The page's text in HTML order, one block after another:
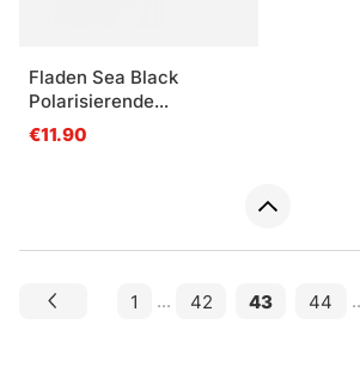
Fladen Sea Black
Polarisierende
Sonnenbrillen Copper
Lins
€11.90
1 ... 42 43 44